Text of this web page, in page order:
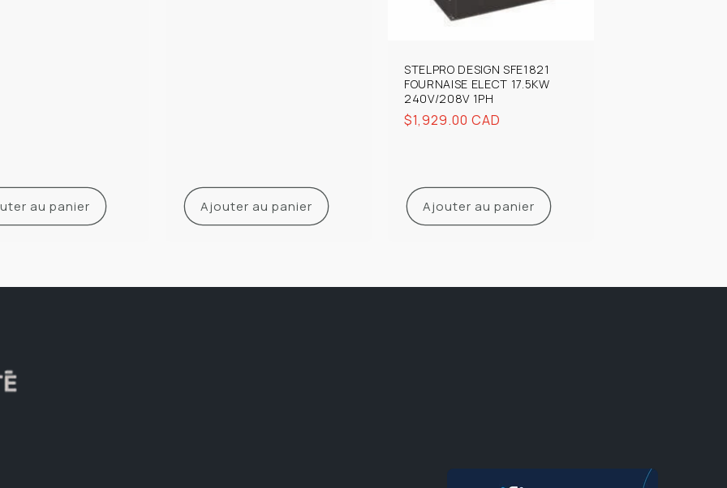
au panier Ajouter au panier
STELPRO DESIGN SFE1821
FOURNAISE ELECT 17.5KW
240V/208V 1PH
Prix
$1,929.00 CAD
Ajouter au panier